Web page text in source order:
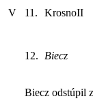
V 11. KrosnoII
12. Biecz
Biecz odstúpil